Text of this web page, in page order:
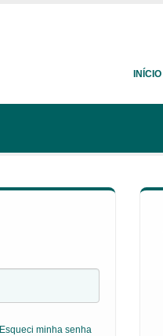
INÍCIO
Esqueci minha senha